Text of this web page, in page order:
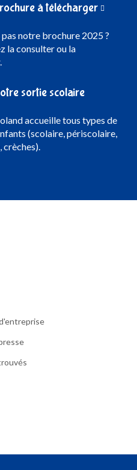
à télécharger
pas notre brochure 2025 ?
la consulter ou la
sortie scolaire
accueille tous types de
(scolaire, périscolaire,
crèches).